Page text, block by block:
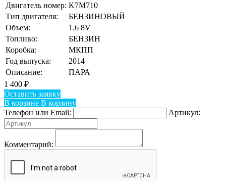
Двигатель номер: K7M710
Тип двигателя:
БЕНЗИНОВЫЙ
Объем:
1.6 8V
Топливо:
БЕНЗИН
Коробка:
МКПП
Год выпуска:
2014
Описание:
ПАРА
1 400 ₽
Оставить заявку
В корзине В корзину
Телефон или Email:
Артикул:
Комментарий: